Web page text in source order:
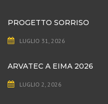
PROGETTO SORRISO
LUGLIO 31, 2026
ARVATEC A EIMA 2026
LUGLIO 2, 2026